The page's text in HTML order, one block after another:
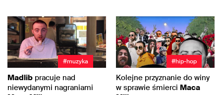
#muzyka
Madlib pracuje nad
niewydanymi nagraniami
#hip-hop
Kolejne przyznanie do winy
w sprawie śmierci Maca